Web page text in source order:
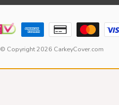
© Copyright 2026 CarkeyCover.com